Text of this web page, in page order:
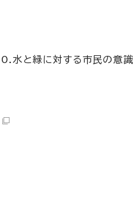
と緑に対する市民の意